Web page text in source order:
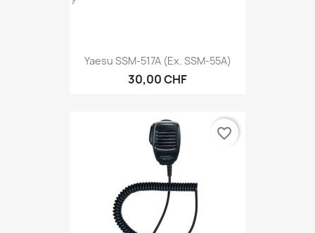
Yaesu SSM-517A (ex. SSM-55A)
30,00 CHF
favorite_border